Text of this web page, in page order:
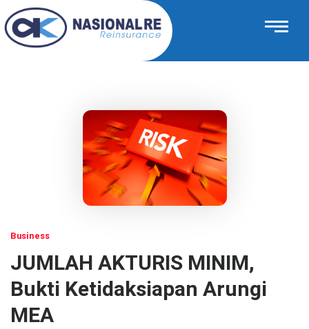
Business
JUMLAH AKTURIS MINIM,
Bukti Ketidaksiapan Arungi
MEA